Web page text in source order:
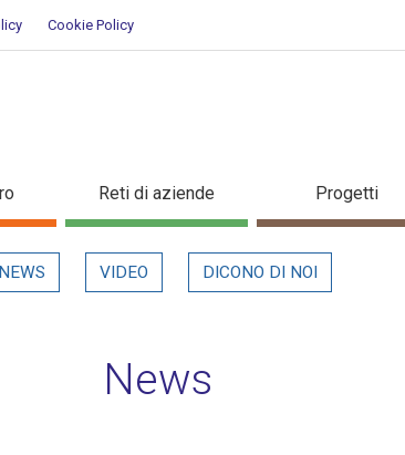
Cookie Policy
al femminile
Reti di aziende Progetti
NEWS VIDEO DICONO DI NOI
News